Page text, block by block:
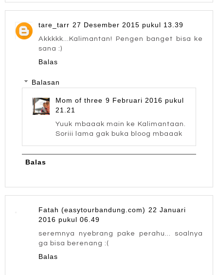
tare_tarr 27 Desember 2015 pukul 13.39
Akkkkk...Kalimantan! Pengen banget bisa ke
sana :)
Balas
Balasan
Mom of three 9 Februari 2016 pukul
21.21
Yuuk mbaaak main ke Kalimantaan.
Soriii lama gak buka bloog mbaaak
Balas
Fatah (easytourbandung.com) 22 Januari
2016 pukul 06.49
seremnya nyebrang pake perahu... soalnya
ga bisa berenang :(
Balas